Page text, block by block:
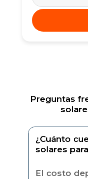
Preguntas
¿Cuánto
solares
El costo